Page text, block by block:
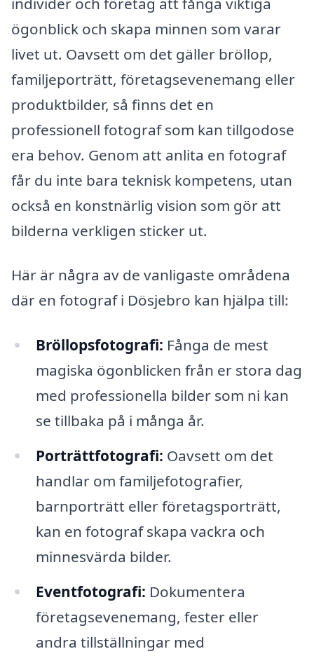
ögonblick och skapa minnen som varar
livet ut. Oavsett om det gäller bröllop,
familjeporträtt, företagsevenemang eller
produktbilder, så finns det en
professionell fotograf som kan tillgodose
era behov. Genom att anlita en fotograf
får du inte bara teknisk kompetens, utan
också en konstnärlig vision som gör att
bilderna verkligen sticker ut.
Här är några av de vanligaste områdena
där en fotograf i Dösjebro kan hjälpa till:
Bröllopsfotografi: Fånga de mest
magiska ögonblicken från er stora dag
med professionella bilder som ni kan
se tillbaka på i många år.
Porträttfotografi: Oavsett om det
handlar om familjefotografier,
barnporträtt eller företagsporträtt,
kan en fotograf skapa vackra och
minnesvärda bilder.
Eventfotografi: Dokumentera
företagsevenemang, fester eller
andra tillställningar med